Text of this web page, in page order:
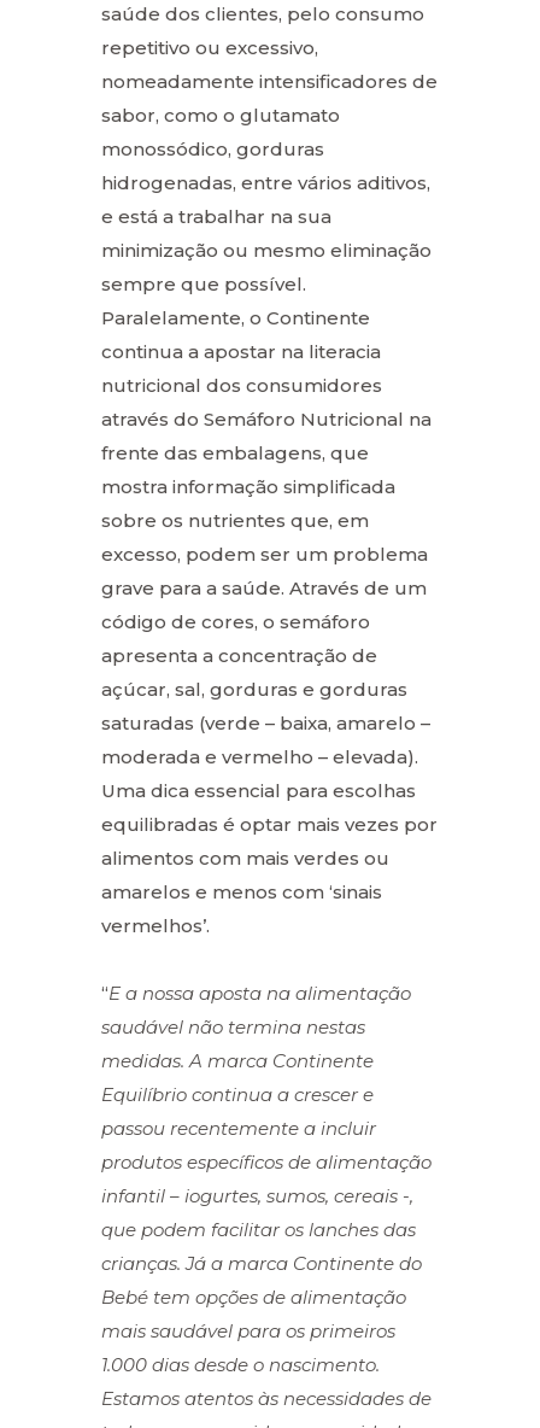
saúde dos clientes, pelo consumo
repetitivo ou excessivo,
nomeadamente intensificadores de
sabor, como o glutamato
monossódico, gorduras
hidrogenadas, entre vários aditivos,
e está a trabalhar na sua
minimização ou mesmo eliminação
sempre que possível.
Paralelamente, o Continente
continua a apostar na literacia
nutricional dos consumidores
através do Semáforo Nutricional na
frente das embalagens, que
mostra informação simplificada
sobre os nutrientes que, em
excesso, podem ser um problema
grave para a saúde. Através de um
código de cores, o semáforo
apresenta a concentração de
açúcar, sal, gorduras e gorduras
saturadas (verde – baixa, amarelo –
moderada e vermelho – elevada).
Uma dica essencial para escolhas
equilibradas é optar mais vezes por
alimentos com mais verdes ou
amarelos e menos com ‘sinais
vermelhos’.
“E a nossa aposta na alimentação
saudável não termina nestas
medidas. A marca Continente
Equilíbrio continua a crescer e
passou recentemente a incluir
produtos específicos de alimentação
infantil – iogurtes, sumos, cereais -,
que podem facilitar os lanches das
crianças. Já a marca Continente do
Bebé tem opções de alimentação
mais saudável para os primeiros
1.000 dias desde o nascimento.
Estamos atentos às necessidades de